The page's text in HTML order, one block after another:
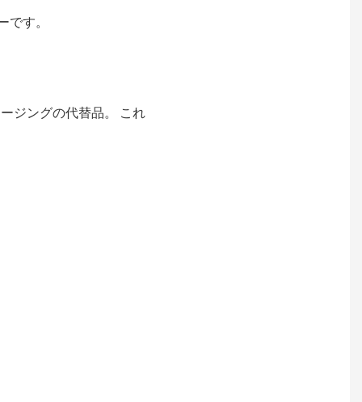
です。
ジングの代替品。 これ